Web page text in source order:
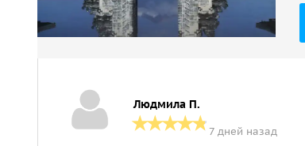
Людмила П.
7 дней назад